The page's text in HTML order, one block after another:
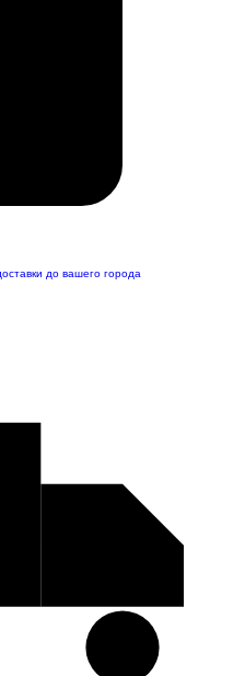
до вашего города